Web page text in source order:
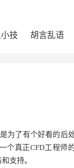
技 胡言乱语
为了有个好看的后
个真正CFD工程师
支持。